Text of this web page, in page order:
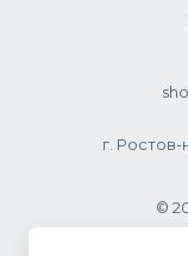
г. Ростов-
©